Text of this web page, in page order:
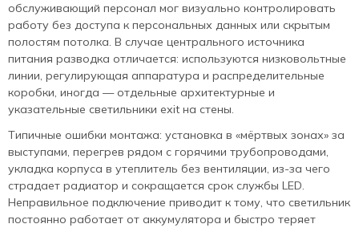
обслуживающий персонал мог визуально контролировать
работу без доступа к персональных данных или скрытым
полостям потолка. В случае центрального источника
питания разводка отличается: используются низковольтные
линии, регулирующая аппаратура и распределительные
коробки, иногда — отдельные архитектурные и
указательные светильники exit на стены.
Типичные ошибки монтажа: установка в «мёртвых зонах» за
выступами, перегрев рядом с горячими трубопроводами,
укладка корпуса в утеплитель без вентиляции, из‑за чего
страдает радиатор и сокращается срок службы LED.
Неправильное подключение приводит к тому, что светильник
постоянно работает от аккумулятора и быстро теряет